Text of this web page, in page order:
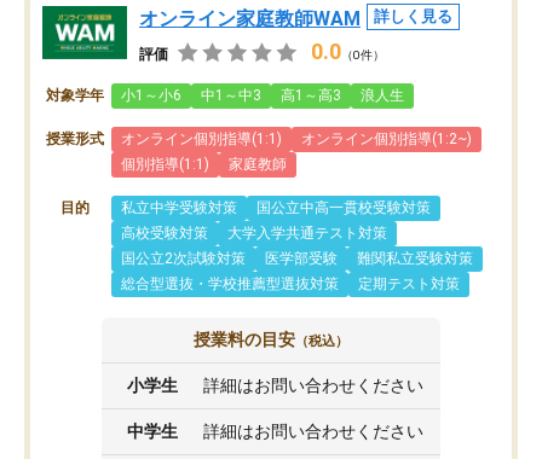
オンライン家庭教師WAM 詳しく見る
評価 0.0 （0件）
対象学年 小1～小6 中1～中3 高1～高3 浪人生
授業形式 オンライン個別指導(1:1)
オンライン個別指導(1:2~)
個別指導(1:1)
家庭教師
目的 私立中学受験対策
国公立中高一貫校受験対策
高校受験対策
大学入学共通テスト対策
国公立2次試験対策
医学部受験
難関私立受験対策
総合型選抜・学校推薦型選抜対策
定期テスト対策
授業料の目安 （税込）
小学生 詳細はお問い合わせください
中学生 詳細はお問い合わせください